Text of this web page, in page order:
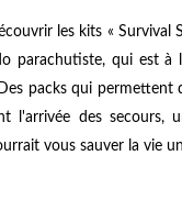
les kits « Survival
parachutiste, qui est
packs qui permettent
l'arrivée des secours,
vous sauver la vie